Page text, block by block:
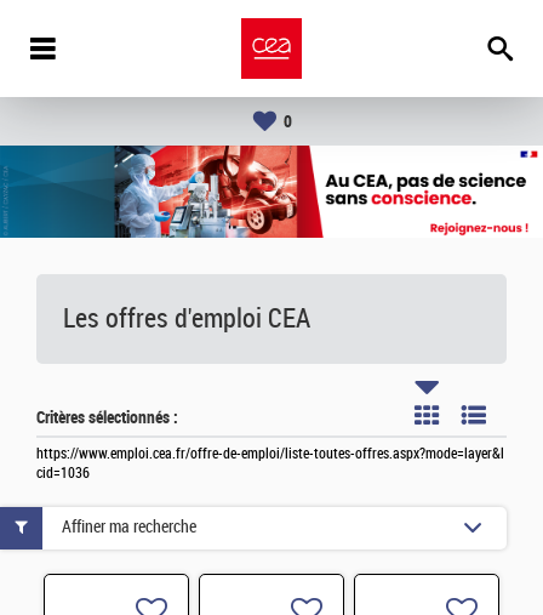
0
Les offres d'emploi CEA
Critères sélectionnés :
https://www.emploi.cea.fr/offre-de-emploi/liste-toutes-offres.aspx?mode=layer&l
cid=1036
Affiner ma recherche